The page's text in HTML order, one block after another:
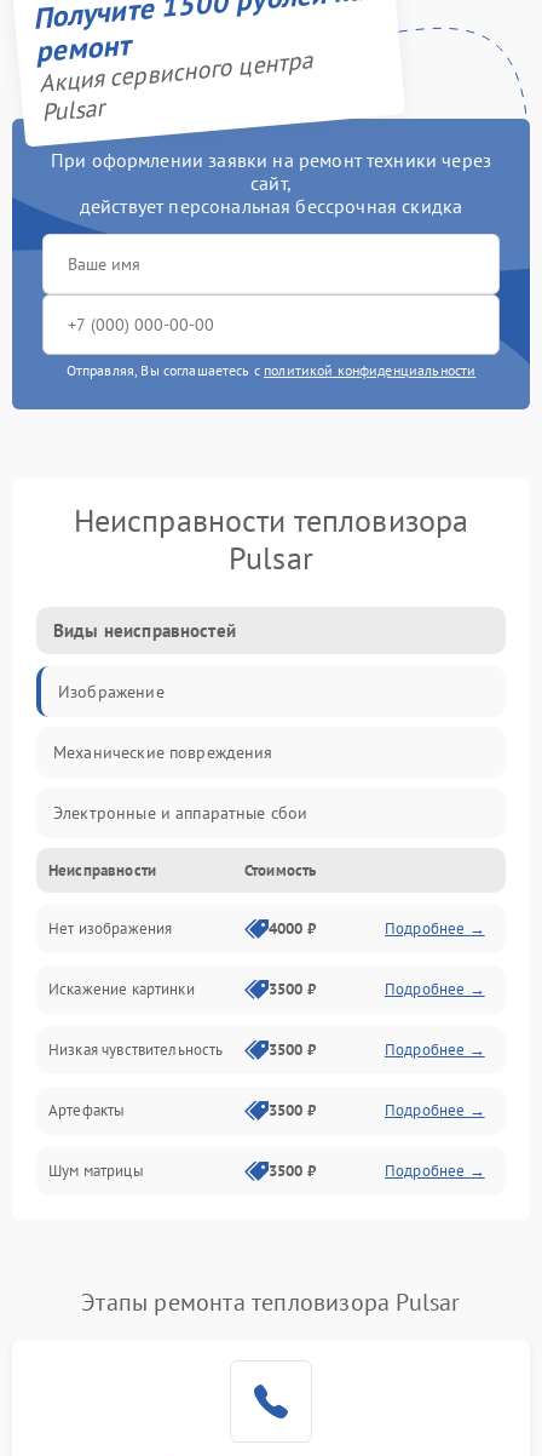
ремонт
Акция сервисного центра
Pulsar
При оформлении заявки на ремонт техники через
сайт,
действует персональная бессрочная скидка
Отправляя, Вы соглашаетесь с политикой конфиденциальности
Неисправности тепловизора
Pulsar
Виды неисправностей
Изображение
Механические повреждения
Электронные и аппаратные сбои
Неисправности сенсора и оптики
Программные ошибки
Электропитание
Измерения
Матрица
Проблемы питания
Сбои коммуникаций и интерфейсов
Неисправности Стоимость
Нет изображения 4000 ₽ Подробнее →
Искажение картинки 3500 ₽ Подробнее →
Низкая чувствительность 3500 ₽ Подробнее →
Артефакты 3500 ₽ Подробнее →
Шум матрицы 3500 ₽ Подробнее →
Этапы ремонта тепловизора Pulsar